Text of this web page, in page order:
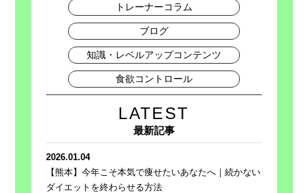
トレーナーコラム
ブログ
知識・レベルアップコンテンツ
食欲コントロール
LATEST
最新記事
2026.01.04
【熊本】今年こそ本気で痩せたいあなたへ｜続かない
ダイエットを終わらせる方法